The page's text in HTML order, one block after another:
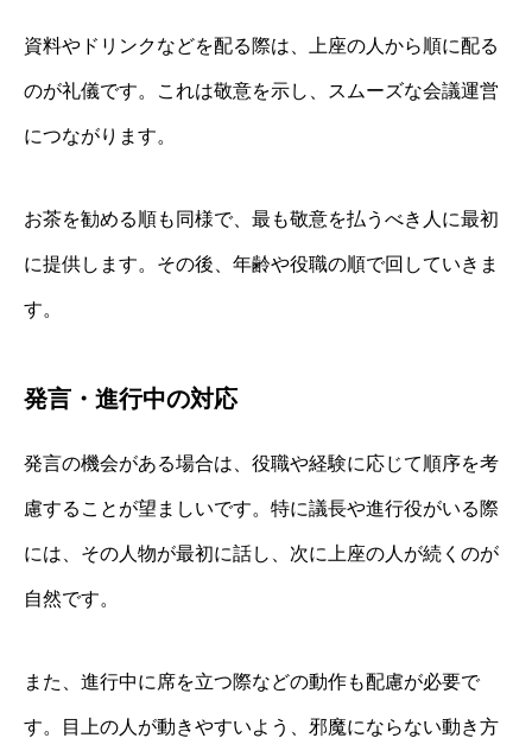
資料やドリンクなどを配る際は、上座の人から順に配る
のが礼儀です。これは敬意を示し、スムーズな会議運営
につながります。
お茶を勧める順も同様で、最も敬意を払うべき人に最初
に提供します。その後、年齢や役職の順で回していきま
す。
発言・進行中の対応
発言の機会がある場合は、役職や経験に応じて順序を考
慮することが望ましいです。特に議長や進行役がいる際
には、その人物が最初に話し、次に上座の人が続くのが
自然です。
また、進行中に席を立つ際などの動作も配慮が必要で
す。目上の人が動きやすいよう、邪魔にならない動き方